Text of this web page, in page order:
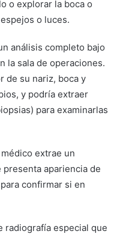
o explorar la boca o
o luces.
análisis completo bajo
la sala de operaciones.
de su nariz, boca y
y podría extraer
para examinarlas
extrae un
apariencia de
confirmar si en
radiografía especial que